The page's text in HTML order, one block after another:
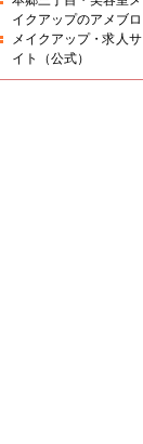
イクアップのアメブロ
メイクアップ・求人サ
イト（公式）